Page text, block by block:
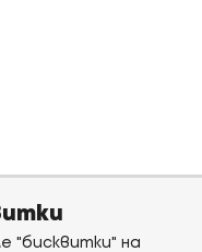
"бисквитки" на